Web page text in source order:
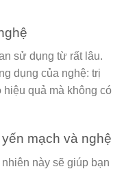
sử dụng từ rất lâu.
dụng của nghệ: trị
hiệu quả mà không có
mạch và nghệ
này sẽ giúp bạn